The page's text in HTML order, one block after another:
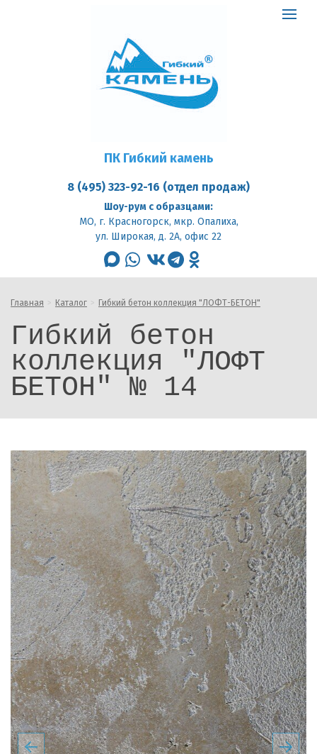
ПК Гибкий камень
8 (495) 323-92-16 (отдел продаж)
Шоу-рум с образцами:
МО, г. Красногорск, мкр. Опалиха,
ул. Широкая, д. 2А, офис 22
max whatsapp
vk telegramodnoklassniki
Toggle
Главная Каталог Гибкий бетон коллекция "ЛОФТ-БЕТОН"
Гибкий бетон
коллекция "ЛОФТ
БЕТОН" № 14